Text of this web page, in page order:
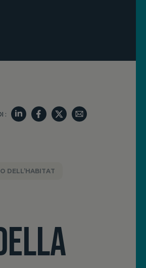
:
DELL’HABITAT